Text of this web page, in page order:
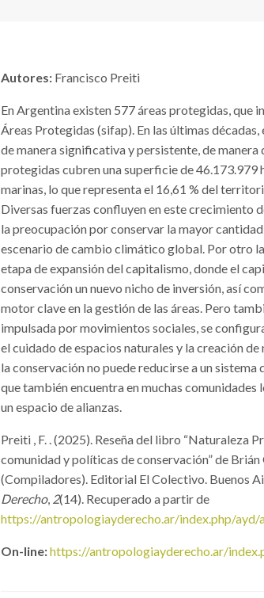
Autores: Francisco Preiti
En Argentina existen 577 áreas protegidas, que
Áreas Protegidas (sifap). En las últimas
de manera significativa y persistente, de manera
protegidas cubren una superficie de 46.173.979
marinas, lo que representa el 16,61 % del
Diversas fuerzas confluyen en este crecimiento
la preocupación por conservar la mayor
escenario de cambio climático global. Por otro
etapa de expansión del capitalismo, donde el
conservación un nuevo nicho de inversión, así
motor clave en la gestión de las áreas. Pero
impulsada por movimientos sociales, se
el cuidado de espacios naturales y la creación de
la conservación no puede reducirse a un sistema
que también encuentra en muchas comunidades
un espacio de alianzas.
Preiti , F. . (2025). Reseña del libro “Naturaleza
comunidad y políticas de conservación” de
(Compiladores). Editorial El Colectivo. Buenos
Derecho, 2(14). Recuperado a partir de
https://antropologiayderecho.ar/index.php/
On-line:https://antropologiayderecho.ar/